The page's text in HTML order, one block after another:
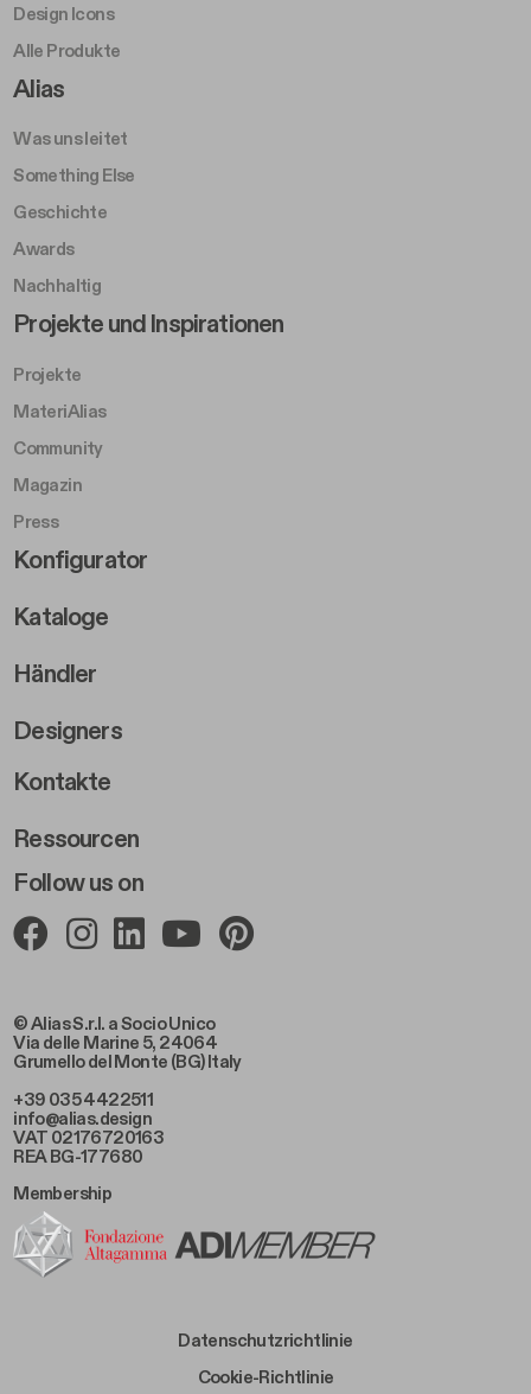
© Alias S.r.l. a Socio Unico
Via delle Marine 5, 24064
Grumello del Monte (BG) Italy
+39 035 4422511
info@alias.design
VAT 02176720163
REA BG-177680
Design Icons
Alle Produkte
Footer Right A
Alias
Was uns leitet
Something Else
Geschichte
Awards
Nachhaltig
Follow us on
Footer Left Middle B
Projekte und Inspirationen
Projekte
MateriAlias
Community
Magazin
Press
Footer Right Middle B
Konfigurator
Kataloge
Händler
Designers
Footer Right 2
Kontakte
Ressourcen
Membership
Footer Bottom Left
Datenschutzrichtlinie
Footer Bottom Left Middle
Cookie-Richtlinie